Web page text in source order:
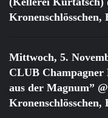
Kronenschlösschen,
Mittwoch, 5.
CLUB
aus der Magnum”
Kronenschlösschen,